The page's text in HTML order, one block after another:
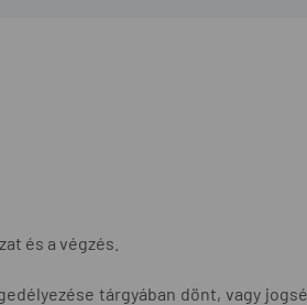
és a végzés.
tárgyában dönt, vagy